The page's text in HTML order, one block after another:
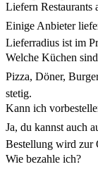
Liefern Restaurants
Einige Anbieter
Lieferradius ist im
Welche Küchen
Pizza, Döner,
stetig.
Kann ich
Ja, du kannst auch
Bestellung wird zur
Wie bezahle ich?